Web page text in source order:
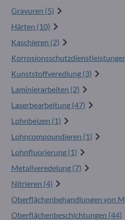
Gravuren (5)
Härten (10)
Kaschieren (2)
Kunststoffveredlung (3)
Laminierarbeiten (2)
Laserbearbeitung (47)
Lohnbeizen (1)
Lohncompoundieren (1)
Lohnfluorierung (1)
Metallveredelung (7)
Nitrieren (4)
Oberflächenbehandlungen von
Oberflächenbeschichtungen (44)